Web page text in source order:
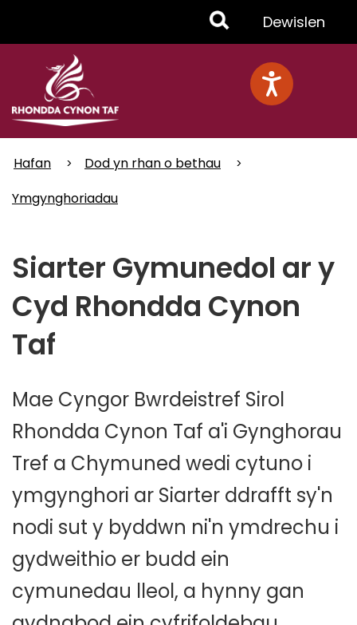
Toggle
Menu
Dewislen
Hafan
Dod yn rhan o bethau
Ymgynghoriadau
Siarter Gymunedol ar y
Cyd Rhondda Cynon
Taf
Mae Cyngor Bwrdeistref Sirol
Rhondda Cynon Taf a'i Gynghorau
Tref a Chymuned wedi cytuno i
ymgynghori ar Siarter ddrafft sy'n
nodi sut y byddwn ni'n ymdrechu i
gydweithio er budd ein
cymunedau lleol, a hynny gan